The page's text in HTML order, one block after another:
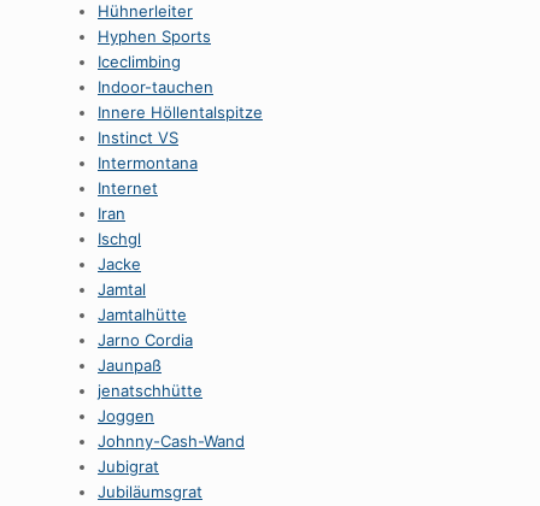
Hühnerleiter
Hyphen Sports
Iceclimbing
Indoor-tauchen
Innere Höllentalspitze
Instinct VS
Intermontana
Internet
Iran
Ischgl
Jacke
Jamtal
Jamtalhütte
Jarno Cordia
Jaunpaß
jenatschhütte
Joggen
Johnny-Cash-Wand
Jubigrat
Jubiläumsgrat